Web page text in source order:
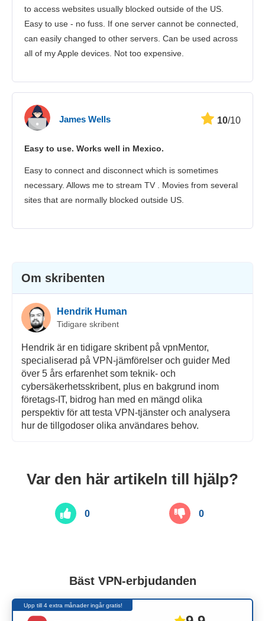
to access websites usually blocked outside of the US.
Easy to use - no fuss. If one server cannot be connected,
can easily changed to other servers. Can be used across
all of my Apple devices. Not too expensive.
James Wells 10/10
Easy to use. Works well in Mexico.
Easy to connect and disconnect which is sometimes
necessary. Allows me to stream TV . Movies from several
sites that are normally blocked outside US.
Om skribenten
Hendrik Human
Tidigare skribent
Hendrik är en tidigare skribent på vpnMentor,
specialiserad på VPN-jämförelser och guider Med
över 5 års erfarenhet som teknik- och
cybersäkerhetsskribent, plus en bakgrund inom
företags-IT, bidrog han med en mängd olika
perspektiv för att testa VPN-tjänster och analysera
hur de tillgodoser olika användares behov.
Var den här artikeln till hjälp?
0 0
Bäst VPN-erbjudanden
Upp till 4 extra månader ingår gratis!